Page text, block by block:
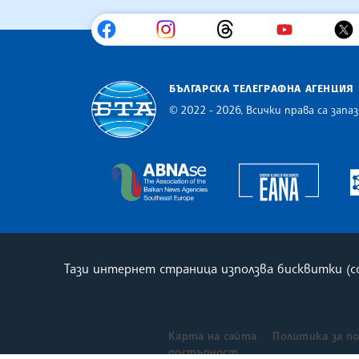
БЪЛГАРСКА ТЕЛЕГРАФНА АГЕНЦИЯ
© 2022 - 2026, Всички права са
The Assocoation of the
Карта на сайта
Политика за
достъпност
Тази интернет страница използва бисквитки